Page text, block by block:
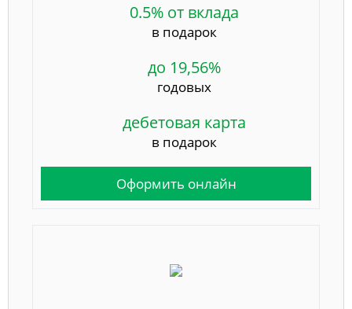
0.5% от вклада
в подарок
до 19,56%
годовых
дебетовая карта
в подарок
Оформить онлайн